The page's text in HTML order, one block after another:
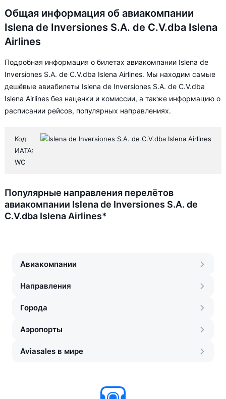
Общая информация об авиакомпании
Islena de Inversiones S.A. de C.V.dba Islena
Airlines
Подробная информация о билетах авиакомпании Islena de
Inversiones S.A. de C.V.dba Islena Airlines. Мы находим самые
дешёвые авиабилеты Islena de Inversiones S.A. de C.V.dba
Islena Airlines без наценки и комиссии, а также информацию о
расписании рейсов, популярных направлениях.
Код
ИАТА:
WC
Популярные направления перелётов
авиакомпании Islena de Inversiones S.A. de
C.V.dba Islena Airlines*
Авиакомпании
Направления
Города
Аэропорты
Aviasales в мире